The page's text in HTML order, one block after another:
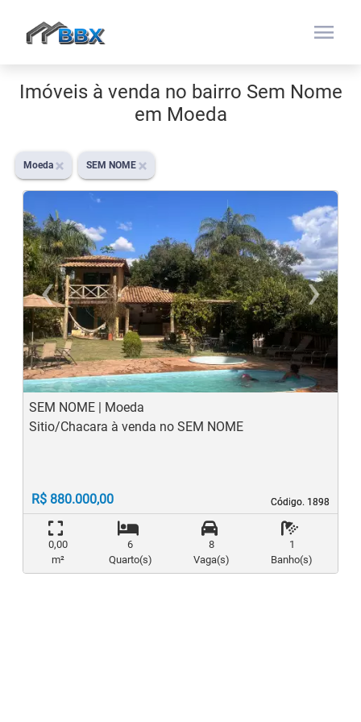
menu
Imóveis à venda no bairro Sem Nome
em Moeda
Moeda SEM NOME
‹
Previous
›
SEM NOME | Moeda
Código. 1898
Código. 1898
Sitio/Chacara à venda no SEM NOME
R$ 880.000,00
0,00
m²
6
Quarto(s)
8
Vaga(s)
1
Banho(s)